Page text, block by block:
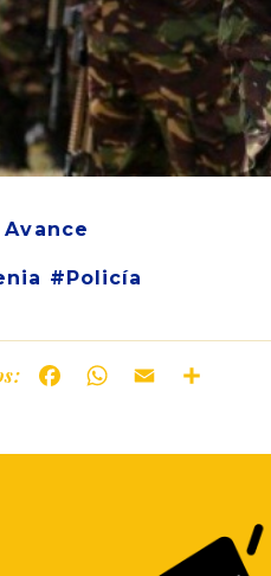
#Policía
FacebookWhatsApp
Email